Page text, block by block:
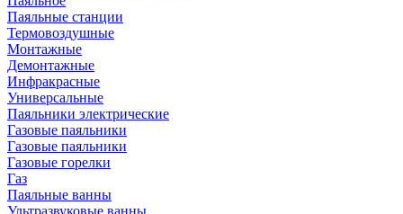
Паяльные станции
Термовоздушные
Монтажные
Демонтажные
Инфракрасные
Универсальные
Паяльники электрические
Газовые паяльники
Газовые паяльники
Газовые горелки
Газ
Паяльные ванны
Ультразвуковые ванны